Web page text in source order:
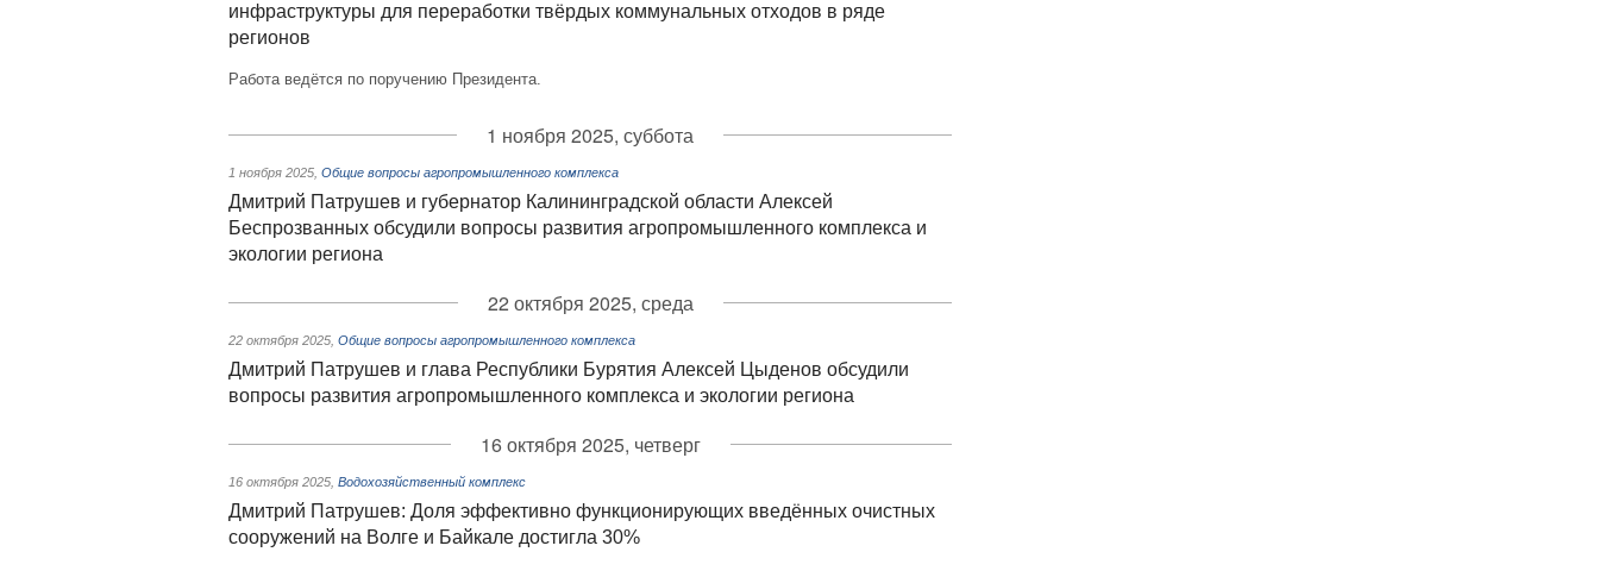
инфраструктуры для переработки твёрдых коммунальных отходов в ряде
регионов
Работа ведётся по поручению Президента.
1 ноября 2025, суббота
1 ноября 2025 Общие вопросы агропромышленного комплекса
Дмитрий Патрушев и губернатор Калининградской области Алексей
Беспрозванных обсудили вопросы развития агропромышленного комплекса и
экологии региона
22 октября 2025, среда
22 октября 2025 Общие вопросы агропромышленного комплекса
Дмитрий Патрушев и глава Республики Бурятия Алексей Цыденов обсудили
вопросы развития агропромышленного комплекса и экологии региона
16 октября 2025, четверг
16 октября 2025 Водохозяйственный комплекс
Дмитрий Патрушев: Доля эффективно функционирующих введённых очистных
сооружений на Волге и Байкале достигла 30%